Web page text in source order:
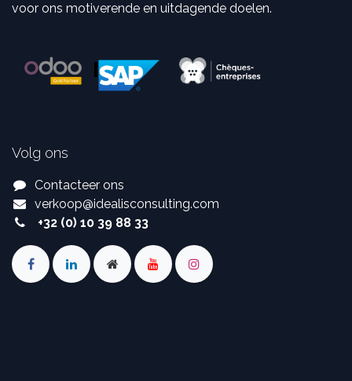
voor ons motiverende en uitdagende doelen.
Volg ons
Contacteer ons
verkoop@idealisconsulting.com
+32 (0) 10 39 88 33